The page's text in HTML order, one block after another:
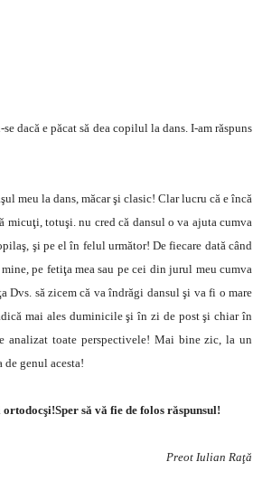
dacă e păcat să dea copilul la dans. I-am răspuns
meu la dans, măcar şi clasic! Clar lucru că e încă
micuţi, totuşi. nu cred că dansul o va ajuta cumva
şi pe el în felul următor! De fiecare dată când
pe fetiţa mea sau pe cei din jurul meu cumva
să zicem că va îndrăgi dansul şi va fi o mare
mai ales duminicile şi în zi de post şi chiar în
analizat toate perspectivele! Mai bine zic, la un
genul acesta!
să vă fie de folos răspunsul!
Preot Iulian Raţă